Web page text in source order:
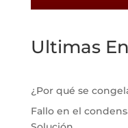
Ultimas
¿Por qué se
Fallo en el